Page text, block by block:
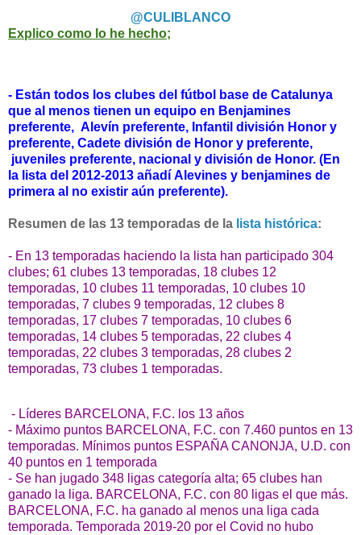
@CULIBLANCO
Explico como lo he hecho;
- Están todos los clubes del fútbol base de Catalunya
que al menos tienen un equipo en Benjamines
preferente, Alevín preferente, Infantil división Honor y
preferente, Cadete división de Honor y preferente,
juveniles preferente, nacional y división de Honor. (En
la lista del 2012-2013 añadí Alevines y benjamines de
primera al no existir aún preferente).
Resumen de las 13 temporadas de la lista histórica:
- En 13 temporadas haciendo la lista han participado 304
clubes; 61 clubes 13 temporadas, 18 clubes 12
temporadas, 10 clubes 11 temporadas, 10 clubes 10
temporadas, 7 clubes 9 temporadas, 12 clubes 8
temporadas, 17 clubes 7 temporadas, 10 clubes 6
temporadas, 14 clubes 5 temporadas, 22 clubes 4
temporadas, 22 clubes 3 temporadas, 28 clubes 2
temporadas, 73 clubes 1 temporadas.
- Líderes BARCELONA, F.C. los 13 años
- Máximo puntos BARCELONA, F.C. con 7.460 puntos en 13
temporadas. Mínimos puntos ESPAÑA CANONJA, U.D. con
40 puntos en 1 temporada
- Se han jugado 348 ligas categoría alta; 65 clubes han
ganado la liga. BARCELONA, F.C. con 80 ligas el que más.
BARCELONA, F.C. ha ganado al menos una liga cada
temporada. Temporada 2019-20 por el Covid no hubo